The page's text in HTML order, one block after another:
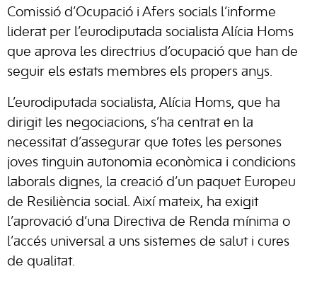
Comissió d’Ocupació i Afers socials l’informe
liderat per l’eurodiputada socialista Alícia Homs
que aprova les directrius d’ocupació que han de
seguir els estats membres els propers anys.
L’eurodiputada socialista, Alícia Homs, que ha
dirigit les negociacions, s’ha centrat en la
necessitat d’assegurar que totes les persones
joves tinguin autonomia econòmica i condicions
laborals dignes, la creació d’un paquet Europeu
de Resiliència social. Així mateix, ha exigit
l’aprovació d’una Directiva de Renda mínima o
l’accés universal a uns sistemes de salut i cures
de qualitat.